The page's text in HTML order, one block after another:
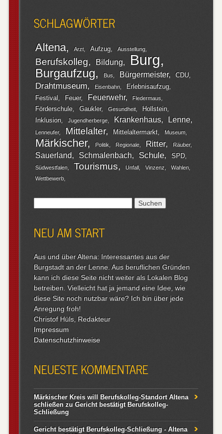
SCHLAGWÖRTER
Altena Arzt Aufzug Ausstellung
Berufskolleg Bildung Burg
Burgaufzug Bus Bürgermeister CDU
Drahtmuseum Eisenbahn
Erlebnisaufzug
Festival
Feuer Feuerwehr Fledermaus
Förderschule Gaukler Gesundheit
Hollstein
Inklusion
Jugendherberge Krankenhaus Lenne
Lenneufer Mittelalter Mittelaltermarkt Museum
Märkischer Politik Regionale Ritter Räuber
Sauerland Schmalenbach Schule SPD
Südwestfalen Tourismus Unfall Vinzenz
Wahlen
Wettbewerb
NEU AM START
Aus und über Altena: Interessantes aus der
Burgstadt an der Lenne. Aus beruflichen Gründen
kann ich diese Seite nicht weiter als Lokalen Blog
betreiben. Vielleicht hat ja jemand eine Idee, wie
diese Site noch nutzbar wäre? Ich bin über jede
Anregung froh!
Christof Hüls, Redakteur
Impressum
Datenschutzhinweise
NEUESTE KOMMENTARE
Märkischer Kreis will Berufskolleg-Standort Altena
schließenzuGericht bestätigt Berufskolleg-
Schließung
Gericht bestätigt Berufskolleg-Schließung - Altena